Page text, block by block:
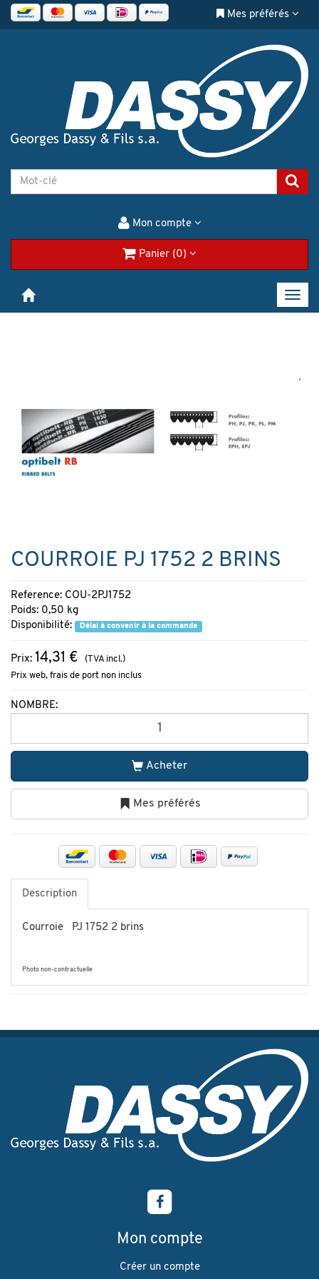
Mes préférés
Mon compte
Panier (0)
COURROIE PJ 1752 2 BRINS
Reference: COU-2PJ1752
Poids: 0,50 kg
Disponibilité:
Délai à convenir à la commande
Prix: 14,31 €
(TVA incl.)
Prix web, frais de port non inclus
NOMBRE:
Acheter
Mes préférés
Description
Courroie PJ 1752 2 brins
Photo non-contractuelle
Mon compte
Créer un compte